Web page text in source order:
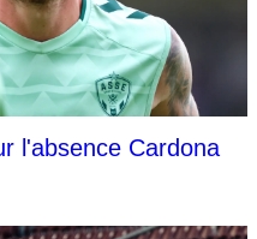
l'absence Cardona